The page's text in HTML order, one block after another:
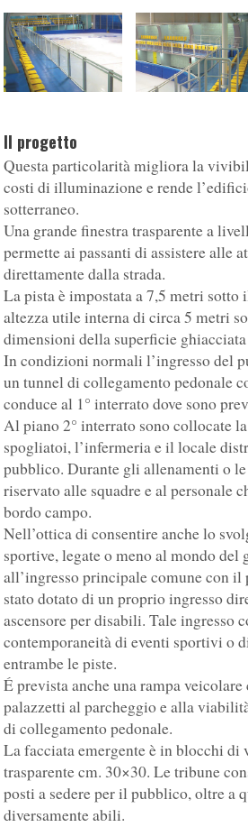
Il progetto
Questa particolarità migliora la
costi di illuminazione e rende
sotterraneo.
Una grande finestra trasparente a
permette ai passanti di assistere alle
direttamente dalla strada.
La pista è impostata a 7,5 metri
altezza utile interna di circa 5 metri
dimensioni della superficie
In condizioni normali l’ingresso del
un tunnel di collegamento pedonale
conduce al 1° interrato dove sono
Al piano 2° interrato sono collocate
spogliatoi, l’infermeria e il locale
pubblico. Durante gli allenamenti o
riservato alle squadre e al personale
bordo campo.
Nell’ottica di consentire anche lo
sportive, legate o meno al mondo
all’ingresso principale comune con
stato dotato di un proprio ingresso
ascensore per disabili. Tale ingresso
contemporaneità di eventi sportivi o
entrambe le piste.
É prevista anche una rampa
palazzetti al parcheggio e alla
di collegamento pedonale.
La facciata emergente è in blocchi di
trasparente cm. 30×30. Le tribune
posti a sedere per il pubblico, oltre a
diversamente abili.